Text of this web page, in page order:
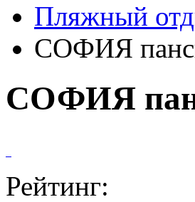
Пляжный
СОФИЯ
СОФИЯ
Рейтинг: